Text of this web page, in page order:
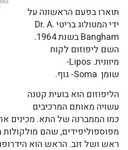
תוארו בפעם הראשונה על
ידי המטולוג בריטי Dr. A.
Bangham בשנת 1964.
השם ליפוזום לקוח
מיוונית. Lipos-
שומן Soma- גוף.
הליפוזום הוא בועית קטנה
עשויה מאותם המרכיבים
כמו הממברנה של התא. מכינים
מפוספוליפידים, שהם
ראש ושל זנב. הראש הוא